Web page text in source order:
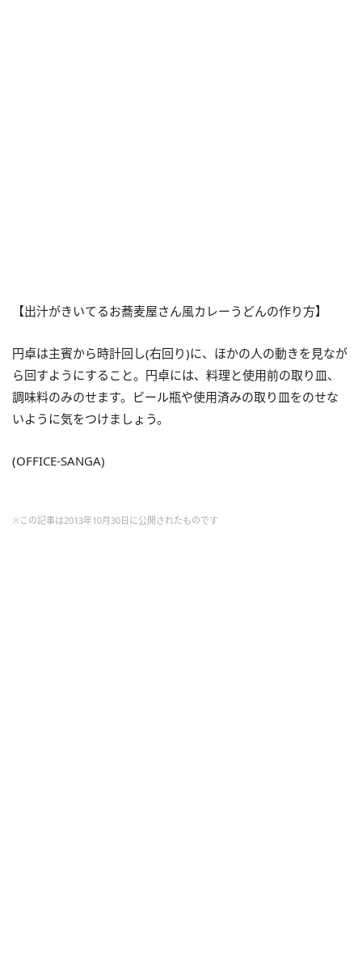
【出汁がきいてるお蕎麦屋さん風カレーうどんの作り方】
円卓は主賓から時計回し(右回り)に、ほかの人の動きを見なが
ら回すようにすること。円卓には、料理と使用前の取り皿、
調味料のみのせます。ビール瓶や使用済みの取り皿をのせな
いように気をつけましょう。
(OFFICE-SANGA)
※この記事は2013年10月30日に公開されたものです